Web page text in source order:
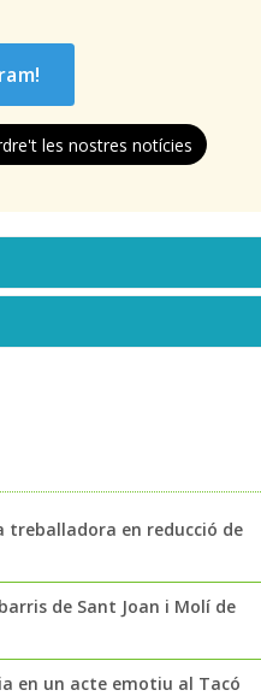
les nostres notícies
treballadora en reducció de
de Sant Joan i Molí de
en un acte emotiu al Tacó